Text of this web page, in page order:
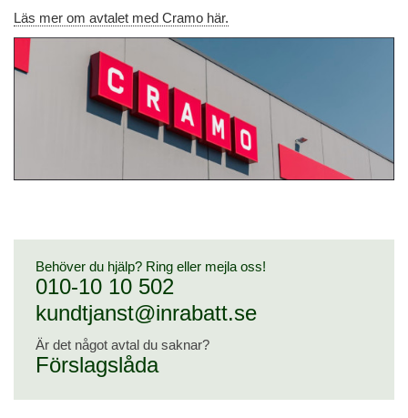
Läs mer om avtalet med Cramo här.
Behöver du hjälp? Ring eller mejla oss!
010-10 10 502
kundtjanst@inrabatt.se
Är det något avtal du saknar?
Förslagslåda